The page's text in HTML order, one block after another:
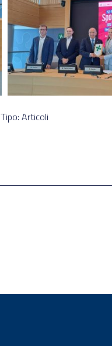
Tipo: Articoli